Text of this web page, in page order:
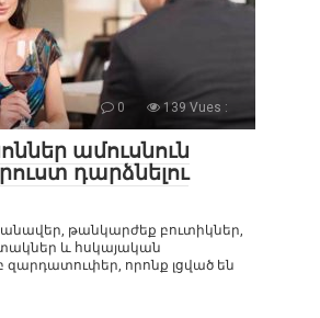
0 139 Vues :
ամուսնուն
դարձնելու
թանկարժեք բուտիկներ,
և հսկայական
զարդատուփեր, որոնք լցված են